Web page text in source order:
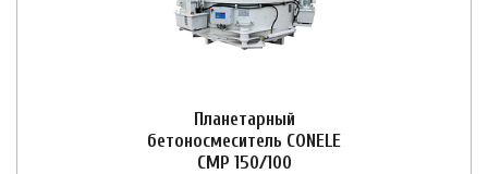
Планетарный
бетоносмеситель CONELE
CMP 150/100